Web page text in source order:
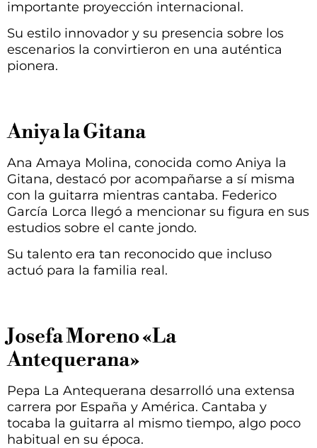
importante proyección internacional.
Su estilo innovador y su presencia sobre los
escenarios la convirtieron en una auténtica
pionera.
Aniya la Gitana
Ana Amaya Molina, conocida como Aniya la
Gitana, destacó por acompañarse a sí misma
con la guitarra mientras cantaba. Federico
García Lorca llegó a mencionar su figura en sus
estudios sobre el cante jondo.
Su talento era tan reconocido que incluso
actuó para la familia real.
Josefa Moreno «La
Antequerana»
Pepa La Antequerana desarrolló una extensa
carrera por España y América. Cantaba y
tocaba la guitarra al mismo tiempo, algo poco
habitual en su época.